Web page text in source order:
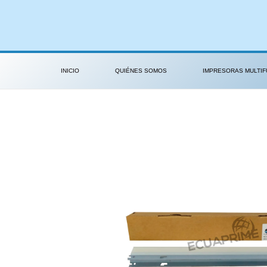
INICIO QUIÉNES SOMOS IMPRESORAS